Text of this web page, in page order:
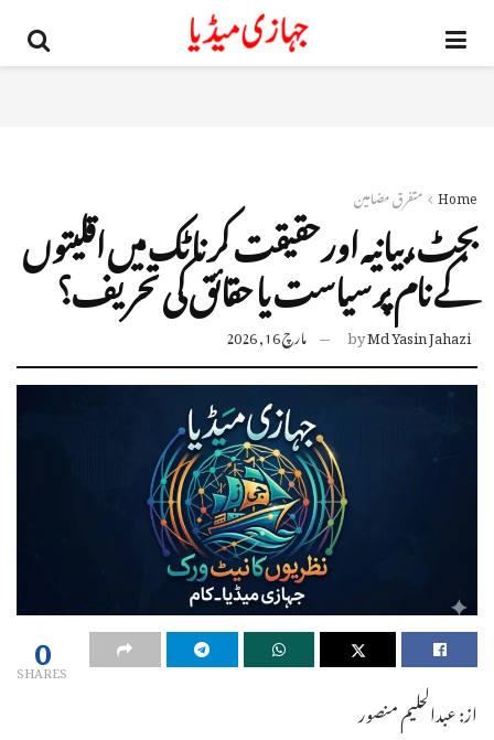
Home متفرق مضامین
بجٹ، بیانیہ اور حقیقت کرناٹک میں اقلیتوں
کے نام پر سیاست یا حقائق کی تحریف؟
byMd Yasin Jahazi مارچ 16, 2026
0
SHARES
از: عبدالحلیم منصور